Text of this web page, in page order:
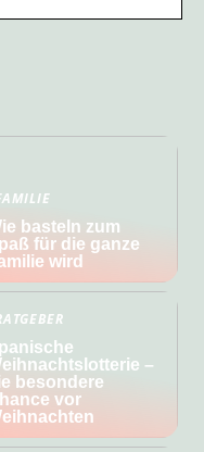
basteln zum
für die ganze
wird
–
besondere
vor